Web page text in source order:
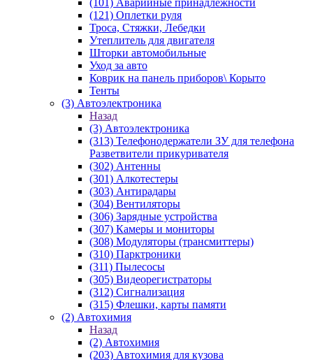
(101) Аварийные принадлежности
(121) Оплетки руля
Троса, Стяжки, Лебедки
Утеплитель для двигателя
Шторки автомобильные
Уход за авто
Коврик на панель приборов\ Корыто
Тенты
(3) Автоэлектроника
Назад
(3) Автоэлектроника
(313) Телефонодержатели ЗУ для телефона
Разветвители прикуривателя
(302) Антенны
(301) Алкотестеры
(303) Антирадары
(304) Вентиляторы
(306) Зарядные устройства
(307) Камеры и мониторы
(308) Модуляторы (трансмиттеры)
(310) Парктроники
(311) Пылесосы
(305) Видеорегистраторы
(312) Сигнализация
(315) Флешки, карты памяти
(2) Автохимия
Назад
(2) Автохимия
(203) Автохимия для кузова